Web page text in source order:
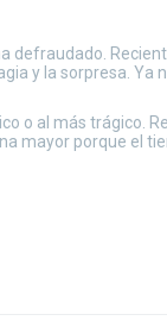
defraudado.
y la sorpresa. Ya
o al más trágico.
mayor porque el